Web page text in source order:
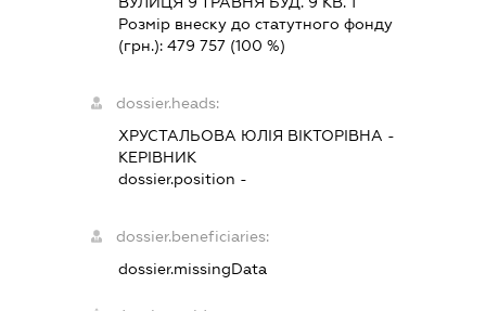
Розмір внеску до статутного фонду
(грн.): 479 757(100 %)
dossier.heads:
ХРУСТАЛЬОВА ЮЛІЯ ВІКТОРІВНА -
КЕРІВНИК
dossier.position -
dossier.beneficiaries:
dossier.missingData